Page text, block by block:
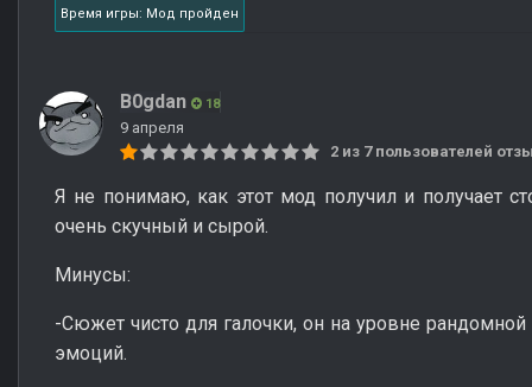
Время игры: Мод пройден
B0gdan 18
9 апреля
2 из 7 пользователей
Я не понимаю, как этот мод получил и получает
очень скучный и сырой.
Минусы:
-Сюжет чисто для галочки, он на уровне
эмоций.